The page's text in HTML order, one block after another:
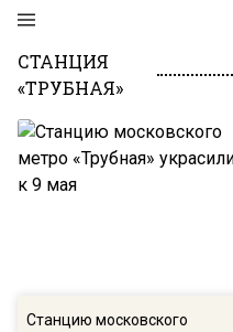
СТАНЦИЯ
«ТРУБНАЯ»
Станцию московского